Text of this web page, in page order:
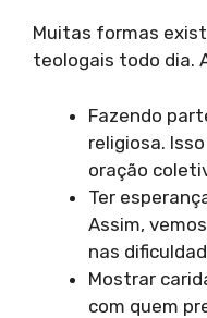
Muitas formas
teologais todo dia.
Fazendo
religiosa.
oração
Ter
Assim,
nas
Mostrar
com quem